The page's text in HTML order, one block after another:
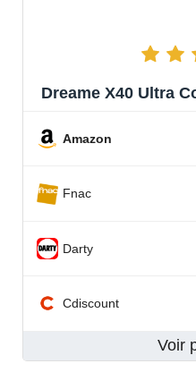
Dreame X40 Ultra
Amazon
Fnac
Darty
Cdiscount
Voir